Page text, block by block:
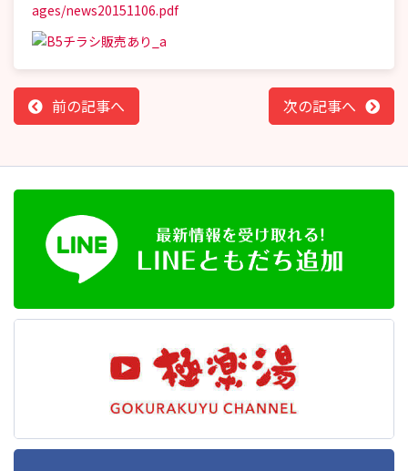
ages/news20151106.pdf
前の記事へ 次の記事へ